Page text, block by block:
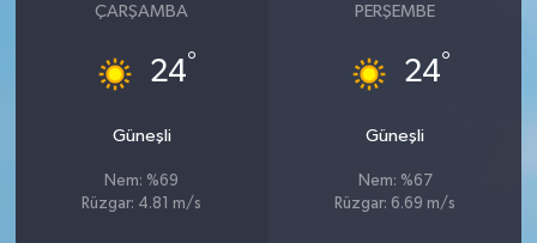
ÇARŞAMBA
24°
Güneşli
Nem: %69
Rüzgar: 4.81 m/s
PERŞEMBE
24°
Güneşli
Nem: %67
Rüzgar: 6.69 m/s